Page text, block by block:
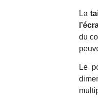
La
du
Le